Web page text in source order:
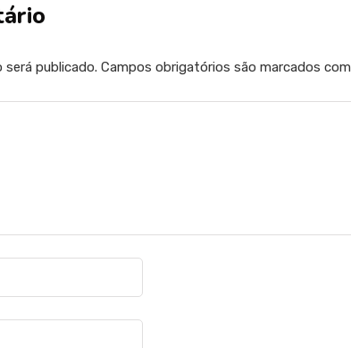
será publicado. Campos obrigatórios são marcados com